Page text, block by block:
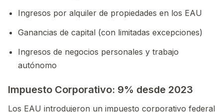
Ingresos por alquiler de propiedades en los EAU
Ganancias de capital (con limitadas excepciones)
Ingresos de negocios personales y trabajo
autónomo
Impuesto Corporativo: 9% desde 2023
Los EAU introdujeron un impuesto corporativo federal